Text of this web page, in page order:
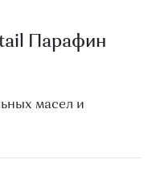
Парафин
масел и